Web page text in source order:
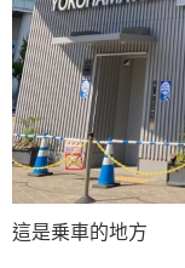
這是乗車的地方